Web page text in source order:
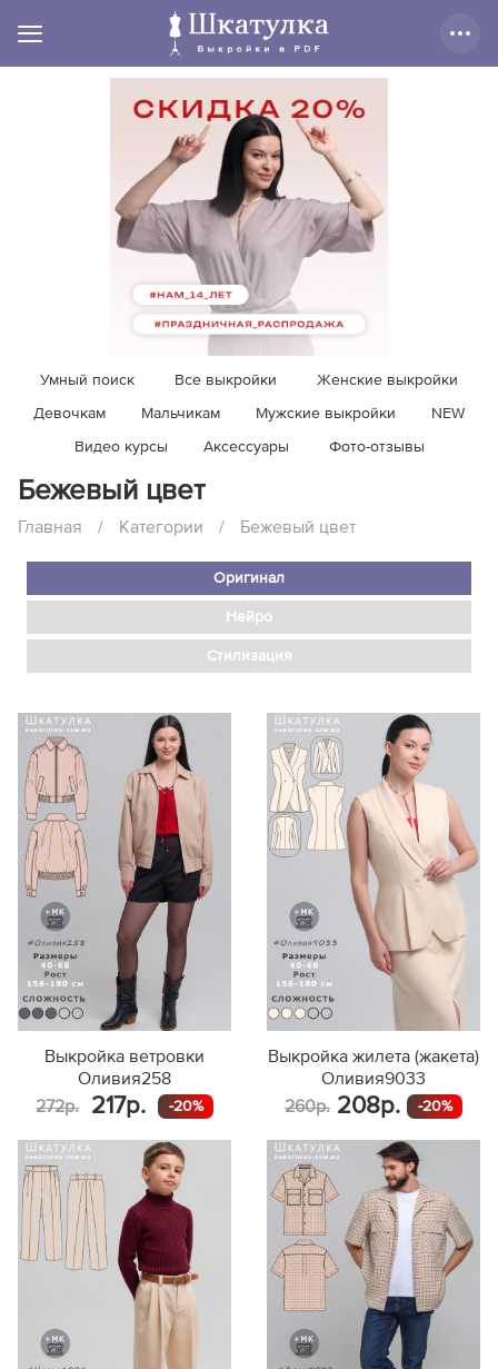
Умный поиск Все выкройки Женские выкройки
Девочкам Мальчикам Мужские выкройки NEW
Видео курсы Аксессуары Фото-отзывы
Бежевый цвет
Главная / Категории / Бежевый цвет
Выкройка ветровки
Оливия258
272р.
217р. -20%
Выкройка жилета (жакета)
Оливия9033
260р. 208р. -20%
Оригинал
Нейро
Стилизация